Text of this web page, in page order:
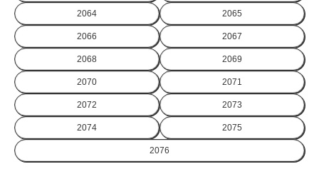
2064 2065
2066 2067
2068 2069
2070 2071
2072 2073
2074 2075
2076